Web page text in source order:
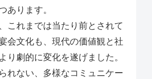
あります。
これまでは当たり前とされて
会文化も、現代の価値観と社
り劇的に変化を遂げました。
れない、多様なコミュニケー